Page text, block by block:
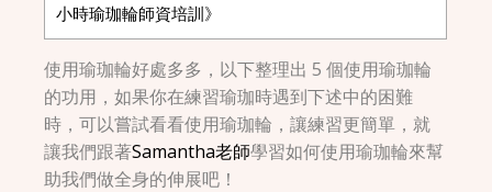
小時瑜珈輪師資培訓》
使用瑜珈輪好處多多，以下整理出 5 個使用瑜珈輪
的功用，如果你在練習瑜珈時遇到下述中的困難
時，可以嘗試看看使用瑜珈輪，讓練習更簡單，就
讓我們跟著Samantha老師學習如何使用瑜珈輪來幫
助我們做全身的伸展吧！